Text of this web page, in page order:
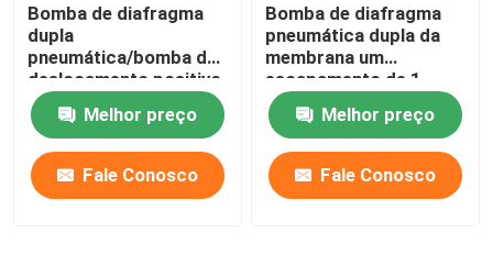
Bomba de diafragma
dupla
pneumática/bomba de
deslocamento positivo
de escorvamento
automáticoMelhor preço
Fale Conosco
Bomba de diafragma
pneumática dupla da
membrana um
escapamento de 1
polegada não para a
indústria petroquímica
Melhor preço
Fale Conosco